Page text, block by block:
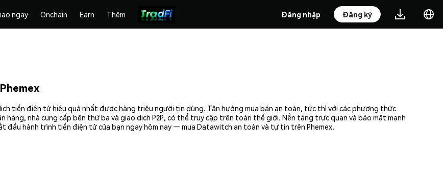
ngay Onchain Earn Thêm Đăng nhập Đăng ký
tiền điện tử hiệu quả nhất được hàng triệu người tin dùng. Tận hưởng mua bán an toàn, tức thì với các phương thức
nhà cung cấp bên thứ ba và giao dịch P2P, có thể truy cập trên toàn thế giới. Nền tảng trực quan và bảo mật mạnh
đầu hành trình tiền điện tử của bạn ngay hôm nay — mua Datawitch an toàn và tự tin trên Phemex.